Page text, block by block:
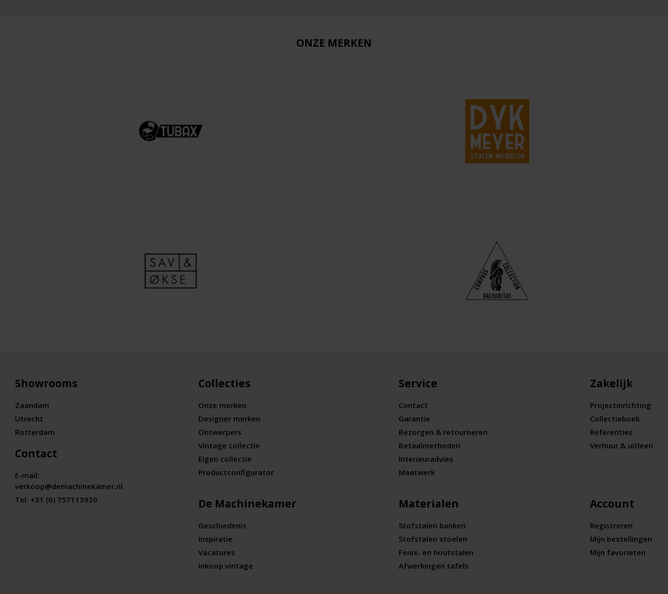
ONZE MERKEN
Showrooms
Zaandam
Utrecht
Rotterdam
Contact
E-mail:
verkoop@demachinekamer.nl
Tel: +31 (0) 757113930
Collecties
Onze merken
Designer merken
Ontwerpers
Vintage collectie
Eigen collectie
Productconfigurator
De Machinekamer
Geschiedenis
Inspiratie
Vacatures
Inkoop vintage
Service
Contact
Garantie
Bezorgen & retourneren
Betaalmethoden
Interieuradvies
Maatwerk
Materialen
Stofstalen banken
Stofstalen stoelen
Fenix- en houtstalen
Afwerkingen tafels
Zakelijk
Projectinrichting
Collectieboek
Referenties
Verhuur & uitleen
Account
Registreren
Mijn bestellingen
Mijn favorieten